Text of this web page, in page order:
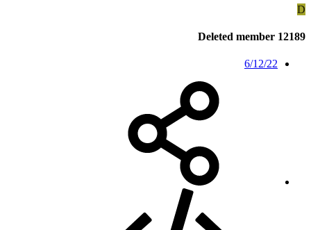
D
Deleted member 12189
6/12/22